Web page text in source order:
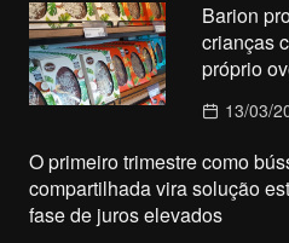
Barion
crianças
próprio
13/03/
O primeiro trimestre como
compartilhada vira solução
fase de juros elevados